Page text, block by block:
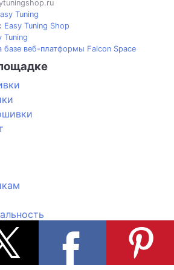
Tuning
Easy Tuning Shop
Tuning
базе веб-платформы Falcon Space